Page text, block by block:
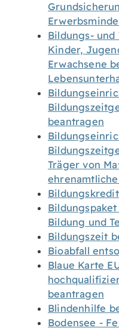
Bildungs-
Kinder,
Erwachsene
beantragen
Träger von
Bildung und
Bildungszeit
Bioabfall
Blaue Karte
beantragen
Blindenhilfe
Bodensee -